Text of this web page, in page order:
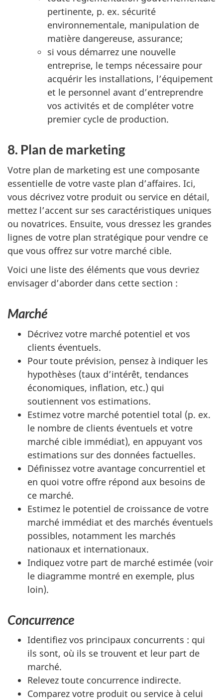
pertinente, p. ex. sécurité
environnementale, manipulation de
matière dangereuse, assurance;
si vous démarrez une nouvelle
entreprise, le temps nécessaire pour
acquérir les installations, l’équipement
et le personnel avant d’entreprendre
vos activités et de compléter votre
premier cycle de production.
8. Plan de marketing
Votre plan de marketing est une composante
essentielle de votre vaste plan d’affaires. Ici,
vous décrivez votre produit ou service en détail,
mettez l’accent sur ses caractéristiques uniques
ou novatrices. Ensuite, vous dressez les grandes
lignes de votre plan stratégique pour vendre ce
que vous offrez sur votre marché cible.
Voici une liste des éléments que vous devriez
envisager d’aborder dans cette section :
Marché
Décrivez votre marché potentiel et vos
clients éventuels.
Pour toute prévision, pensez à indiquer les
hypothèses (taux d’intérêt, tendances
économiques, inflation, etc.) qui
soutiennent vos estimations.
Estimez votre marché potentiel total (p. ex.
le nombre de clients éventuels et votre
marché cible immédiat), en appuyant vos
estimations sur des données factuelles.
Définissez votre avantage concurrentiel et
en quoi votre offre répond aux besoins de
ce marché.
Estimez le potentiel de croissance de votre
marché immédiat et des marchés éventuels
possibles, notamment les marchés
nationaux et internationaux.
Indiquez votre part de marché estimée (voir
le diagramme montré en exemple, plus
loin).
Concurrence
Identifiez vos principaux concurrents : qui
ils sont, où ils se trouvent et leur part de
marché.
Relevez toute concurrence indirecte.
Comparez votre produit ou service à celui